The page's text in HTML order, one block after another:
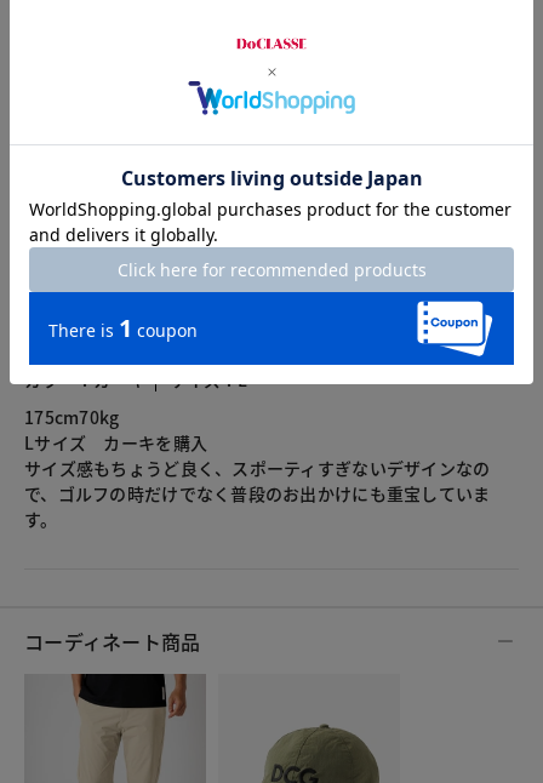
2024.11.21
ころりん
カラー：カーキ
サイズ：L
175cm70kg
Lサイズ カーキを購入
サイズ感もちょうど良く、スポーティすぎないデザインなの
で、ゴルフの時だけでなく普段のお出かけにも重宝していま
す。
コーディネート商品